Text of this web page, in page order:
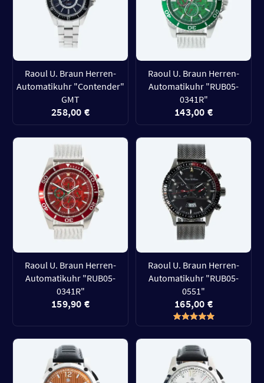
Raoul U. Braun Herren-
Automatikuhr "Contender"
GMT
258,00 €
Raoul U. Braun Herren-
Automatikuhr "RUB05-
0341R"
143,00 €
Raoul U. Braun Herren-
Automatikuhr "RUB05-
0341R"
159,90 €
Raoul U. Braun Herren-
Automatikuhr "RUB05-
0551"
165,00 €